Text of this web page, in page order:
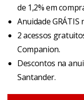
de 1,2% em
Anuidade GRÁTIS
2 acessos
Companion.
Descontos na
Santander.